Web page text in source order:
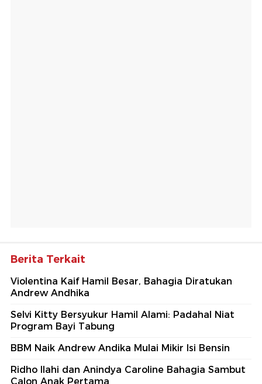
Berita Terkait
Violentina Kaif Hamil Besar, Bahagia Diratukan
Andrew Andhika
Selvi Kitty Bersyukur Hamil Alami: Padahal Niat
Program Bayi Tabung
BBM Naik Andrew Andika Mulai Mikir Isi Bensin
Ridho Ilahi dan Anindya Caroline Bahagia Sambut
Calon Anak Pertama